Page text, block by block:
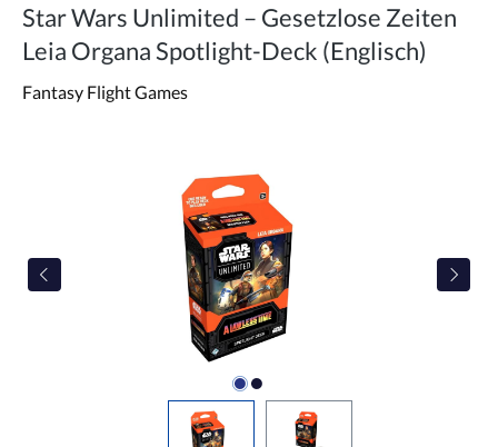
Star Wars Unlimited – Gesetzlose Zeiten
Leia Organa Spotlight-Deck (Englisch)
Fantasy Flight Games